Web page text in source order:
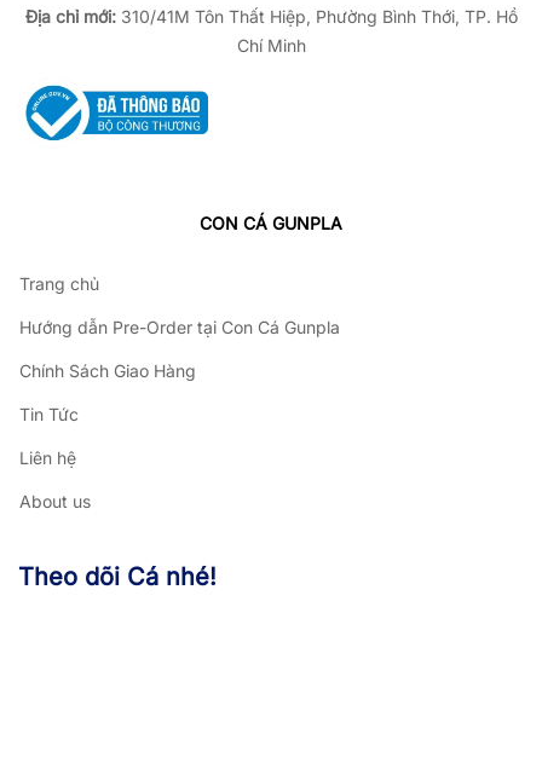
Địa chỉ mới:310/41M Tôn Thất Hiệp, Phường Bình Thới, TP. Hồ
Chí Minh
CON CÁ GUNPLA
Trang chủ
Hướng dẫn Pre-Order tại Con Cá Gunpla
Chính Sách Giao Hàng
Tin Tức
Liên hệ
About us
Theo dõi Cá nhé!